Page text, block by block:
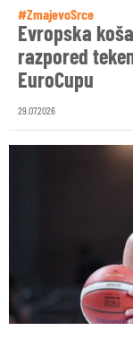
#ZmajevoSrce
Evropska
razpored
EuroCupu
29.07.2026